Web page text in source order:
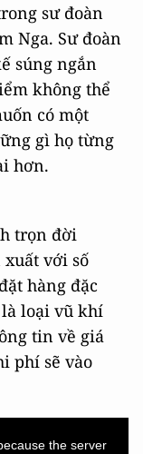
sư đoàn
Nga. Sư đoàn
súng ngắn
không thể
có một
gì họ từng
hơn.
trọn đời
với số
hàng đặc
là loại vũ khí
tin về giá
phí sẽ vào
the server